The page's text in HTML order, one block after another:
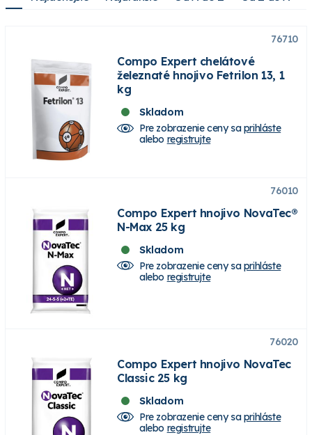
76710
Compo Expert chelátové
železnaté hnojivo Fetrilon 13, 1
kg
Skladom
Pre zobrazenie ceny saprihláste
alebo registrujte
76010
Compo Expert hnojivo NovaTec®
N-Max 25 kg
Skladom
Pre zobrazenie ceny saprihláste
alebo registrujte
76020
Compo Expert hnojivo NovaTec
Classic 25 kg
Skladom
Pre zobrazenie ceny saprihláste
alebo registrujte